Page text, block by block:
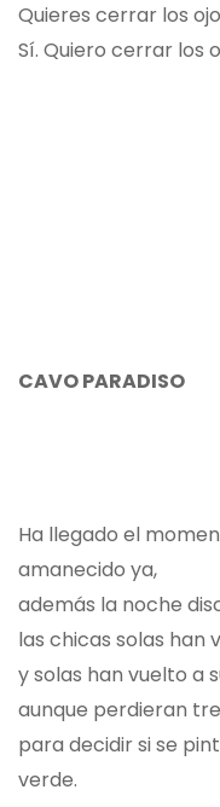
Quieres cerrar los
Sí. Quiero cerrar los
CAVO PARADISO
Ha llegado el
amanecido ya,
además la noche
las chicas solas han
y solas han vuelto a
aunque perdieran
para decidir si se
verde.